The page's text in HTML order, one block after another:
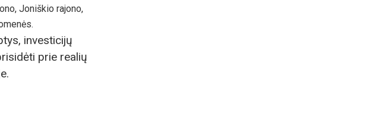
Joniškio rajono,
investicijų
prie realių